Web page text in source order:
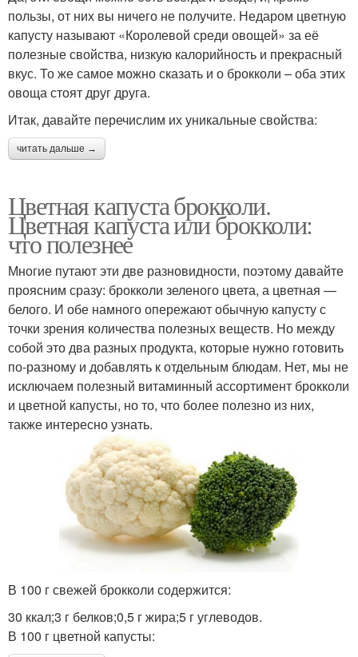
пользы, от них вы ничего не получите. Недаром цветную
капусту называют «Королевой среди овощей» за её
полезные свойства, низкую калорийность и прекрасный
вкус. То же самое можно сказать и о брокколи – оба этих
овоща стоят друг друга.
Итак, давайте перечислим их уникальные свойства:
читать дальше →
Цветная капуста брокколи.
Цветная капуста или брокколи:
что полезнее
Многие путают эти две разновидности, поэтому давайте
проясним сразу: брокколи зеленого цвета, а цветная —
белого. И обе намного опережают обычную капусту с
точки зрения количества полезных веществ. Но между
собой это два разных продукта, которые нужно готовить
по-разному и добавлять к отдельным блюдам. Нет, мы не
исключаем полезный витаминный ассортимент брокколи
и цветной капусты, но то, что более полезно из них,
также интересно узнать.
В 100 г свежей брокколи содержится:
30 ккал;3 г белков;0,5 г жира;5 г углеводов.
В 100 г цветной капусты: